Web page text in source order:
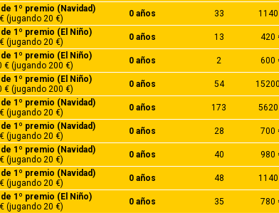
1º premio (Navidad)
(jugando 20 €)
0 años 33
1º premio (El Niño)
(jugando 20 €)
0 años 13 420
1º premio (El Niño)
€ (jugando 200 €)
0 años 2 600
1º premio (El Niño)
€ (jugando 200 €)
0 años 54
1º premio (Navidad)
(jugando 20 €)
0 años 173
1º premio (Navidad)
(jugando 20 €)
0 años 28 700
1º premio (Navidad)
(jugando 20 €)
0 años 40 980
1º premio (Navidad)
(jugando 20 €)
0 años 48
1º premio (El Niño)
(jugando 20 €)
0 años 35 780